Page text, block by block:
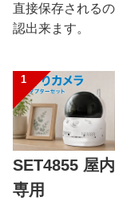
直接保存される
認出来ます。
SET4855 屋内
専用